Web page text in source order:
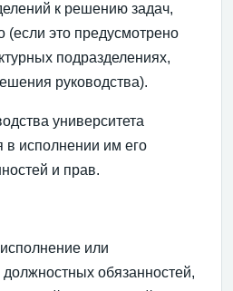
к решению задач,
(если это предусмотрено
подразделениях,
руководства).
университета
в исполнении им его
и прав.
или
обязанностей,